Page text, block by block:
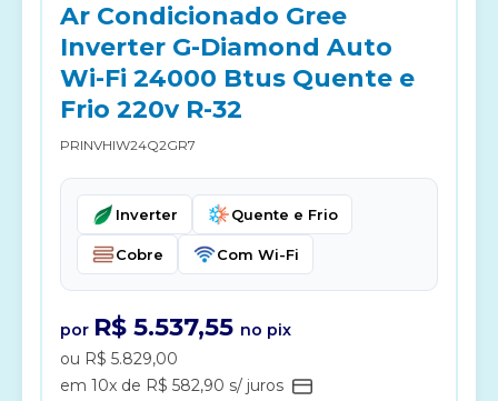
Ar Condicionado Gree
Inverter G-Diamond Auto
Wi-Fi 24000 Btus Quente e
Frio 220v R-32
PRINVHIW24Q2GR7
Inverter Quente e Frio
Cobre Com Wi-Fi
por R$ 5.537,55 no pix
ou R$ 5.829,00
em 10x de R$ 582,90 s/ juros